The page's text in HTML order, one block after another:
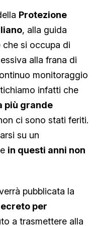
Protezione
, alla guida
che si occupa di
alla frana di
monitoraggio
infatti che
più grande
ci sono stati feriti.
su un
in questi anni non
pubblicata la
per
a trasmettere alla